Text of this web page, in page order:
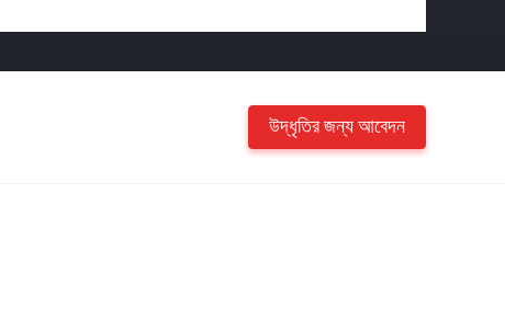
উদ্ধৃতির জন্য আবেদন